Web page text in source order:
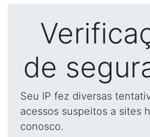
de
Seu IP fez diversas
acessos suspeitos a sites
conosco.